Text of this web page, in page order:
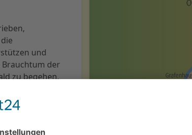
und
Brauchtum der
zu begehen.
der Zünfte
unter Regie
auf Zunft- und